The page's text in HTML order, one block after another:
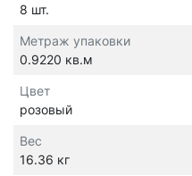
8 шт.
Метраж упаковки
0.9220 кв.м
Цвет
розовый
Вес
16.36 кг